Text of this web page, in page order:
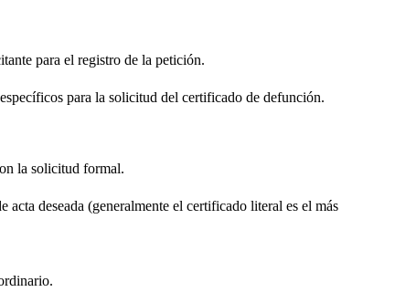
para el registro de la petición.
para la solicitud del certificado de defunción.
la solicitud formal.
deseada (generalmente el certificado literal es el más